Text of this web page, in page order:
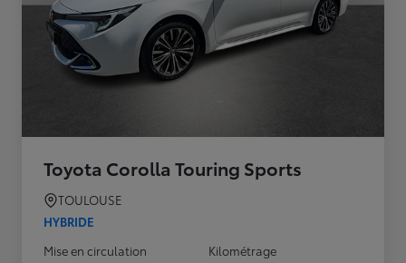
Toyota Corolla Touring Sports
TOULOUSE
HYBRIDE
Mise en circulation
Kilométrage